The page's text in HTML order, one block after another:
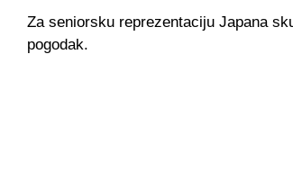
Za seniorsku reprezentaciju Japana
pogodak.